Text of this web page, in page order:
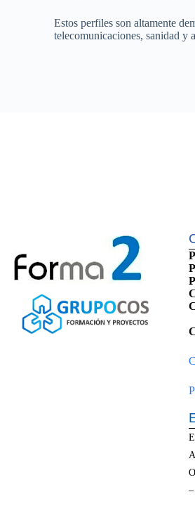
Estos perfiles son altamente
telecomunicaciones, sanidad y